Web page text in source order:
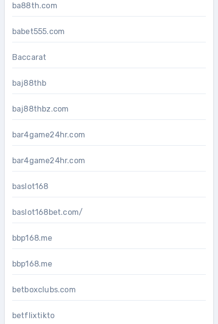
ba88th.com
babet555.com
Baccarat
baj88thb
baj88thbz.com
bar4game24hr.com
bar4game24hr.com
baslot168
baslot168bet.com/
bbp168.me
bbp168.me
betboxclubs.com
betflixtikto